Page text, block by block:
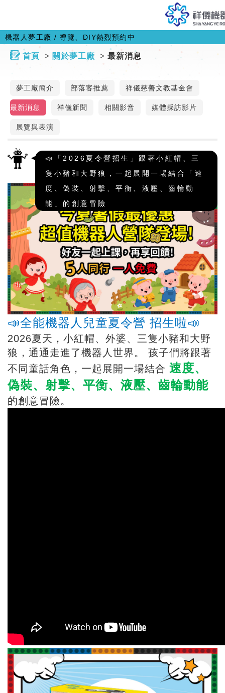
機器人夢工廠 / 導覽、DIY熱烈預約中
首頁 關於夢工廠 最新消息
夢工廠簡介 部落客推薦 祥儀慈善文教基金會
最新消息 祥儀新聞 相關影音 媒體採訪影片
展覽與表演
📣「2026夏令營招生」跟著小紅帽、三
隻小豬和大野狼，一起展開一場結合「速
度、偽裝、射擊、平衡、液壓、齒輪動
能」的創意冒險
📣全能機器人兒童夏令營 招生啦📣
2026夏天，小紅帽、外婆、三隻小豬和大野
狼，通通走進了機器人世界。 孩子們將跟著
不同童話角色，一起展開一場結合 速度、
偽裝、射擊、平衡、液壓、齒輪動能
的創意冒險。